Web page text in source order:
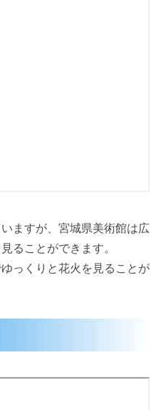
ますが、宮城県美術館は広
ることができます。
っくりと花火を見ることが